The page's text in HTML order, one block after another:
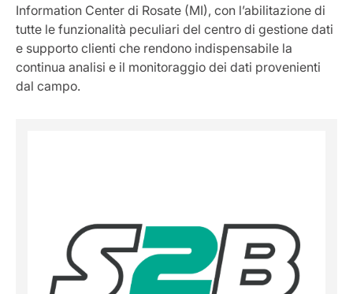
Information Center di Rosate (MI), con l’abilitazione di
tutte le funzionalità peculiari del centro di gestione dati
e supporto clienti che rendono indispensabile la
continua analisi e il monitoraggio dei dati provenienti
dal campo.